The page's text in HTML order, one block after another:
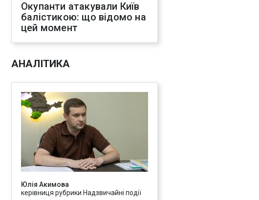
Окупанти атакували Київ
балістикою: що відомо на
цей момент
АНАЛІТИКА
Юлія Акимова
керівниця рубрики Надзвичайні події